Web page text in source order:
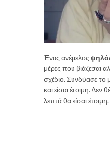
Ένας ανέμελος
μέρες που βιάζεσαι
σχέδιο. Συνδύασε το
και είσαι έτοιμη. Δεν
λεπτά θα είσαι έτοιμη.